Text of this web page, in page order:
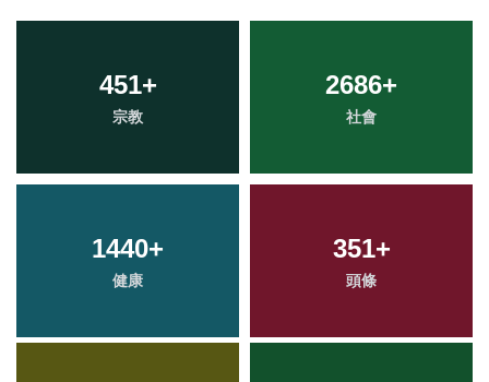
451+
宗教
2686+
社會
1440+
健康
351+
頭條